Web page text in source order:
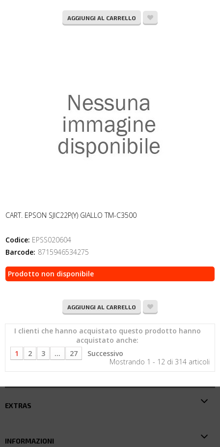
AGGIUNGI AL CARRELLO
CART. EPSON SJIC22P(Y) GIALLO TM-C3500
Codice: EPSS020604
Barcode: 8715946534275
Prodotto non disponibile
AGGIUNGI AL CARRELLO
I clienti che hanno acquistato questo prodotto hanno
acquistato anche:
1
2 3 ... 27
Successivo
Mostrando 1 - 12 di 314 articoli
EXTRAS
INFORMAZIONI